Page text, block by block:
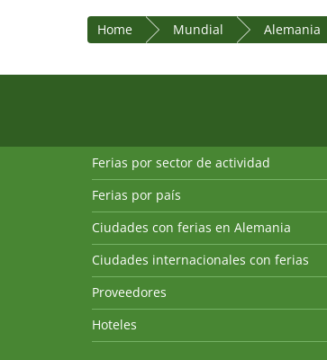
Home Mundial Alemania
Ferias por sector de actividad
Ferias por país
Ciudades con ferias en Alemania
Ciudades internacionales con ferias
Proveedores
Hoteles